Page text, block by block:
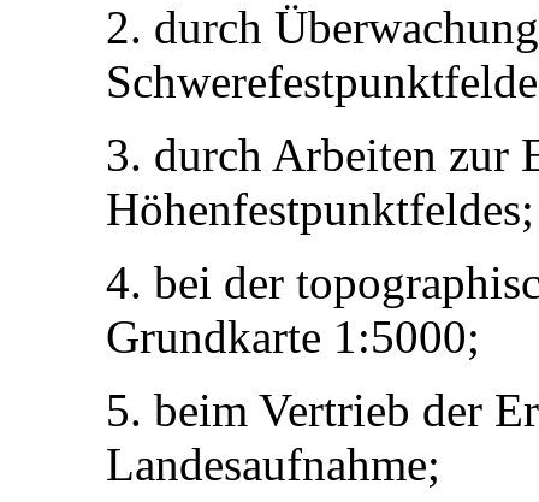
2. durch
3. durch Arbeiten zur
Höhenfestpunktfeldes;
4. bei der
Grundkarte 1:5000;
5. beim Vertrieb der
Landesaufnahme;